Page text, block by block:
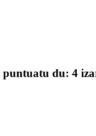
puntuatu du: 4